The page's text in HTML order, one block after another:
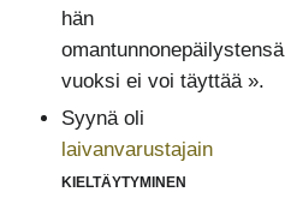
hän
omantunnonepäilystensä
vuoksi ei voi täyttää ».
Syynä oli
laivanvarustajain
kieltäytyminen